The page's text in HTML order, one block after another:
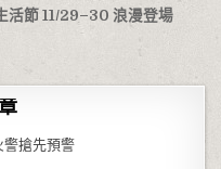
節 11/29–30 浪漫登場
警搶先預警